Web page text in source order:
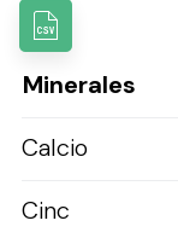
Minerales
Calcio
Cinc